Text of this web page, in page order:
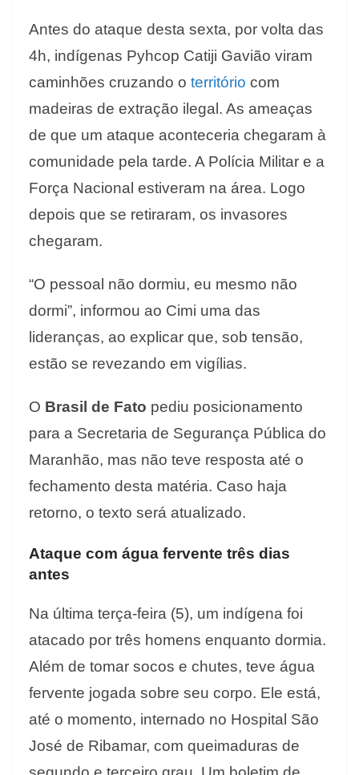
Antes do ataque desta sexta, por volta das
4h, indígenas Pyhcop Catiji Gavião viram
caminhões cruzando o território com
madeiras de extração ilegal. As ameaças
de que um ataque aconteceria chegaram à
comunidade pela tarde. A Polícia Militar e a
Força Nacional estiveram na área. Logo
depois que se retiraram, os invasores
chegaram.
“O pessoal não dormiu, eu mesmo não
dormi”, informou ao Cimi uma das
lideranças, ao explicar que, sob tensão,
estão se revezando em vigílias.
O Brasil de Fato pediu posicionamento
para a Secretaria de Segurança Pública do
Maranhão, mas não teve resposta até o
fechamento desta matéria. Caso haja
retorno, o texto será atualizado.
Ataque com água fervente três dias
antes
Na última terça-feira (5), um indígena foi
atacado por três homens enquanto dormia.
Além de tomar socos e chutes, teve água
fervente jogada sobre seu corpo. Ele está,
até o momento, internado no Hospital São
José de Ribamar, com queimaduras de